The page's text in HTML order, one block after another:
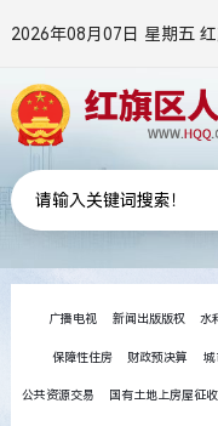
2026年08月07日 星期五
广播电视 新闻出版版权 水
保障性住房 财政预决算 城
公共资源交易 国有土地上房屋征收